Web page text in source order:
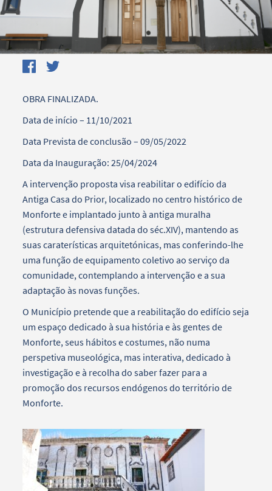
OBRA FINALIZADA.
Data de início – 11/10/2021
Data Prevista de conclusão – 09/05/2022
Data da Inauguração: 25/04/2024
A intervenção proposta visa reabilitar o edifício da
Antiga Casa do Prior, localizado no centro histórico de
Monforte e implantado junto à antiga muralha
(estrutura defensiva datada do séc.XIV), mantendo as
suas caraterísticas arquitetónicas, mas conferindo-lhe
uma função de equipamento coletivo ao serviço da
comunidade, contemplando a intervenção e a sua
adaptação às novas funções.
O Município pretende que a reabilitação do edifício seja
um espaço dedicado à sua história e às gentes de
Monforte, seus hábitos e costumes, não numa
perspetiva museológica, mas interativa, dedicado à
investigação e à recolha do saber fazer para a
promoção dos recursos endógenos do território de
Monforte.